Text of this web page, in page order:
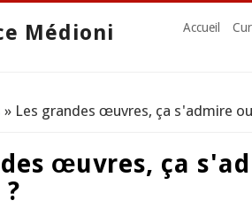
Médioni Accueil
» Les grandes œuvres, ça s'admire
œuvres, ça